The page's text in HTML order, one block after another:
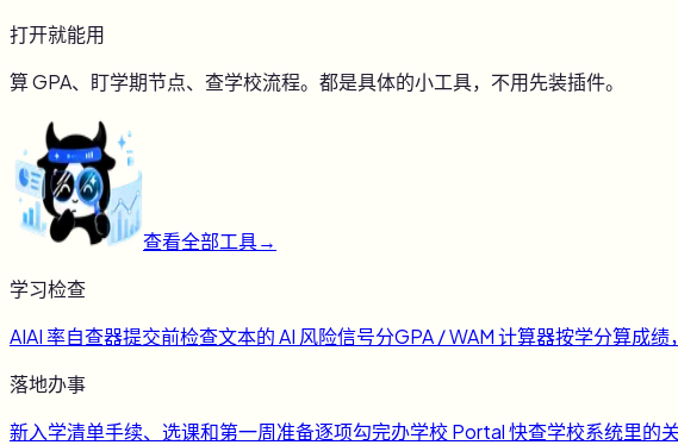
打开就能用
算 GPA、盯学期节点、查学校流程。都是具体的小工具，不用先装插件。
查看全部工具→
学习检查
AIAI 率自查器提交前检查文本的 AI 风险信号分GPA / WAM 计算器按学分算成
落地办事
新入学清单手续、选课和第一周准备逐项勾完办学校 Portal 快查学校系统里的